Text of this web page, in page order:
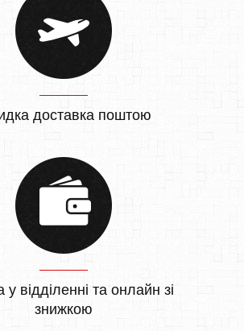
доставка поштою
відділенні та онлайн зі
знижкою